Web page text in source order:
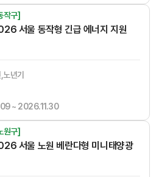
작구]
서울 동작형 긴급 에너지 지원
년기
~ 2026.11.30
원구]